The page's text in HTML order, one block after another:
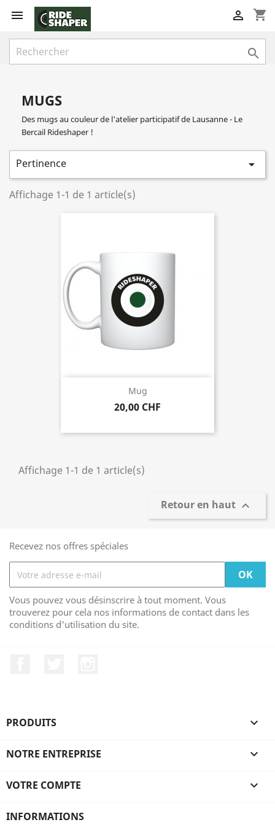
 shopping_cart


MUGS
Des mugs au couleur de l'atelier participatif de Lausanne - Le
Bercail Rideshaper !
Pertinence 
Affichage 1-1 de 1 article(s)
Mug
20,00 CHF
Affichage 1-1 de 1 article(s)
Retour en haut 
Recevez nos offres spéciales
Vous pouvez vous désinscrire à tout moment. Vous
trouverez pour cela nos informations de contact dans les
conditions d'utilisation du site.
PRODUITS 
NOTRE ENTREPRISE 
VOTRE COMPTE 
INFORMATIONS